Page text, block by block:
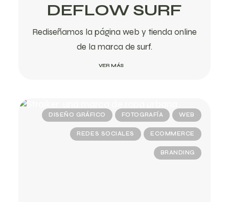
DEFLOW SURF
Rediseñamos la página web y tienda online
de la marca de surf.
VER MÁS
DISEÑO GRÁFICO FOTOGRAFÍA WEB
REDES SOCIALES ECOMMERCE
BRANDING